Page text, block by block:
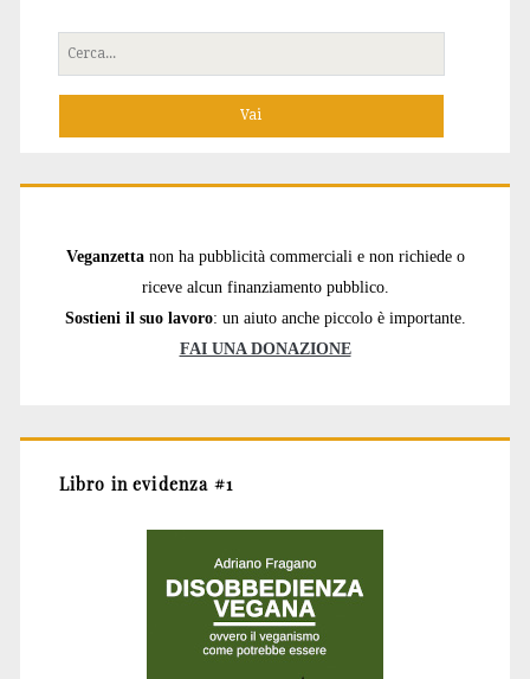
Cerca
per:
Veganzetta non ha pubblicità commerciali e non richiede o
riceve alcun finanziamento pubblico.
Sostieni il suo lavoro: un aiuto anche piccolo è importante.
FAI UNA DONAZIONE
Libro in evidenza #1